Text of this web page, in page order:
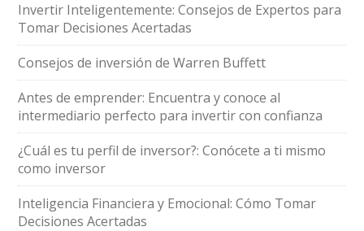
Invertir Inteligentemente: Consejos de Expertos para
Tomar Decisiones Acertadas
Consejos de inversión de Warren Buffett
Antes de emprender: Encuentra y conoce al
intermediario perfecto para invertir con confianza
¿Cuál es tu perfil de inversor?: Conócete a ti mismo
como inversor
Inteligencia Financiera y Emocional: Cómo Tomar
Decisiones Acertadas